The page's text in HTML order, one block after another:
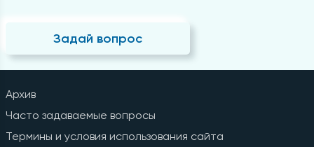
Задай вопрос
Архив
Часто задаваемые вопросы
Термины и условия использования сайта